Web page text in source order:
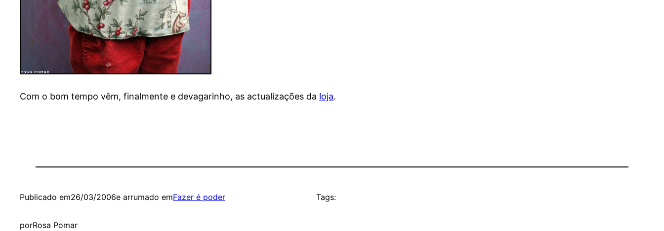
Com o bom tempo vêm, finalmente e devagarinho, as actualizações da loja.
Publicado em26/03/2006e arrumado emFazer é poder
porRosa Pomar
Tags: